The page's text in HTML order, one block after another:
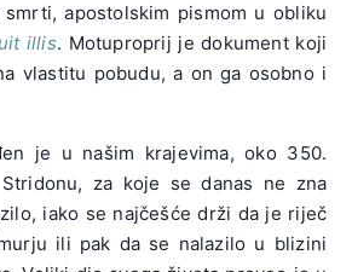
apostolskim pismom u obliku
illis. Motuproprij je dokument koji
vlastitu pobudu, a on ga osobno i
je u našim krajevima, oko 350.
za koje se danas ne zna
iako se najčešće drži da je riječ
ili pak da se nalazilo u blizini